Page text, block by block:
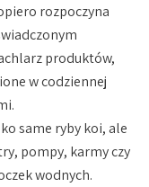
rozpoczyna
produktów,
w codziennej
same ryby koi, ale
pompy, karmy czy
wodnych.